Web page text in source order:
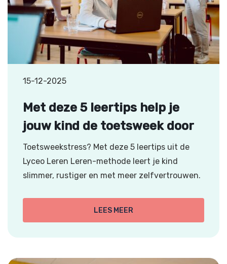
15-12-2025
Met deze 5 leertips help je
jouw kind de toetsweek door
Toetsweekstress? Met deze 5 leertips uit de
Lyceo Leren Leren-methode leert je kind
slimmer, rustiger en met meer zelfvertrouwen.
LEES MEER